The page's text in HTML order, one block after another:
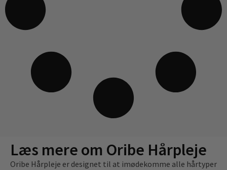
Læs mere om Oribe Hårpleje
Oribe Hårpleje er designet til at imødekomme alle hårtyper